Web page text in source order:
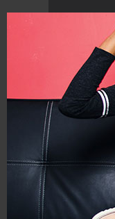
Váy sơ mi